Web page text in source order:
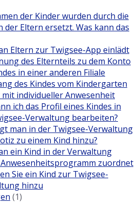
der Kinder wurden durch die
der Eltern ersetzt. Was kann das
Eltern zur Twigsee-App einlädt
des Elternteils zu dem Konto
in einer anderen Filiale
des Kindes vom Kindergarten
mit individueller Anwesenheit
ich das Profil eines Kindes in
Verwaltung bearbeiten?
man in der Twigsee-Verwaltung
zu einem Kind hinzu?
ein Kind in der Verwaltung
zuordnet
Sie ein Kind zur Twigsee-
hinzu
(1)